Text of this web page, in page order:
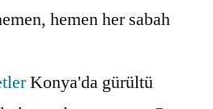
hemen her sabah
Konya'da gürültü